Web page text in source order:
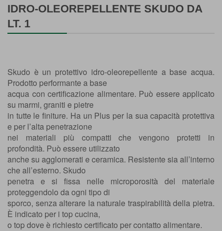
IDRO-OLEOREPELLENTE SKUDO DA
LT. 1
all'inizio
galleria
Skudo è un protettivo idro-oleorepellente a base acqua.
Prodotto performante a base
acqua con certificazione alimentare. Può essere applicato
su marmi, graniti e pietre
in tutte le finiture. Ha un Plus per la sua capacità protettiva
e per l’alta penetrazione
nei materiali più compatti che vengono protetti in
profondità. Può essere utilizzato
anche su agglomerati e ceramica. Resistente sia all’interno
che all’esterno. Skudo
penetra e si fissa nelle microporosità del materiale
proteggendolo da ogni tipo di
sporco, senza alterare la naturale traspirabilità della pietra.
È indicato per i top cucina,
o top dove è richiesto certificato per contatto alimentare.